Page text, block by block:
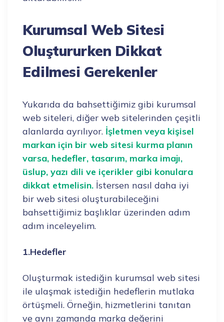
Kurumsal Web Sitesi
Oluştururken Dikkat
Edilmesi Gerekenler
Yukarıda da bahsettiğimiz gibi kurumsal
web siteleri, diğer web sitelerinden çeşitli
alanlarda ayrılıyor. İşletmen veya kişisel
markan için bir web sitesi kurma planın
varsa, hedefler, tasarım, marka imajı,
üslup, yazı dili ve içerikler gibi konulara
dikkat etmelisin. İstersen nasıl daha iyi
bir web sitesi oluşturabileceğini
bahsettiğimiz başlıklar üzerinden adım
adım inceleyelim.
1.Hedefler
Oluşturmak istediğin kurumsal web sitesi
ile ulaşmak istediğin hedeflerin mutlaka
örtüşmeli. Örneğin, hizmetlerini tanıtan
ve aynı zamanda marka değerini